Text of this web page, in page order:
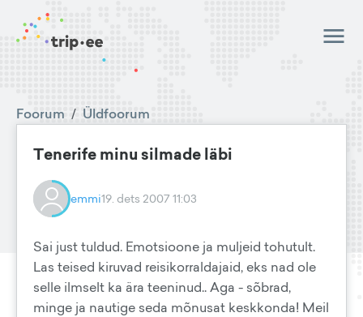
Foorum / Üldfoorum
Tenerife minu silmade läbi
emmi19. dets 2007 11:03
Sai just tuldud. Emotsioone ja muljeid tohutult.
Las teised kiruvad reisikorraldajaid, eks nad ole
selle ilmselt ka ära teeninud.. Aga - sõbrad,
minge ja nautige seda mõnusat keskkonda! Meil